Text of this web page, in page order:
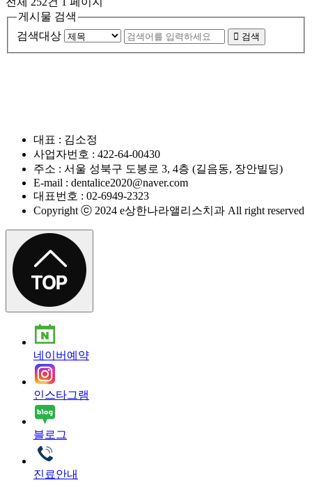
게시물 검색
검색대상
검색
대표 : 김소정
사업자번호 : 422-64-00430
주소 : 서울 성북구 도봉로 3, 4층 (길음동, 장안빌딩)
E-mail : dentalice2020@naver.com
대표번호 : 02-6949-2323
Copyright ⓒ 2024 e상한나라앨리스치과 All right reserved
네이버예약
인스타그램
블로그
진료안내